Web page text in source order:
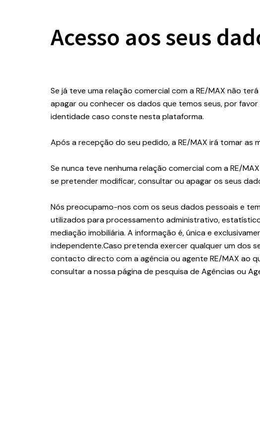
Acesso aos seus
Se já teve uma relação comercial com a RE/MAX não
apagar ou conhecer os dados que temos seus, por
identidade caso conste nesta plataforma.
Após a recepção do seu pedido, a RE/MAX irá tomar as
Se nunca teve nenhuma relação comercial com a RE/
se pretender modificar, consultar ou apagar os seus
Nós preocupamo-nos com os seus dados pessoais e
utilizados para processamento administrativo,
mediação imobiliária. A informação é, única e
independente.Caso pretenda exercer qualquer um dos
contacto directo com a agência ou agente RE/MAX ao
consultar a nossa página de pesquisa de Agências ou